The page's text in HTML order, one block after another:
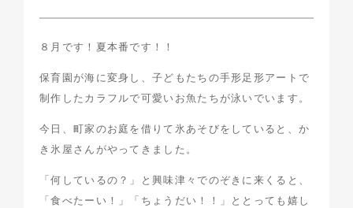
８月です！夏本番です！！
保育園が海に変身し、子どもたちの手形足形アートで
制作したカラフルで可愛いお魚たちが泳いでいます。
今日、町家のお庭を借りて氷あそびをしていると、か
き氷屋さんがやってきました。
「何しているの？」と興味津々でのぞきに来くると、
「食べたーい！」「ちょうだい！！」ととっても嬉し